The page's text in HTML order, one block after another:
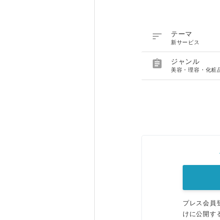
 テーマ
新サービス
 ジャンル
美容・理容・化粧
プレス会員
けに公開す